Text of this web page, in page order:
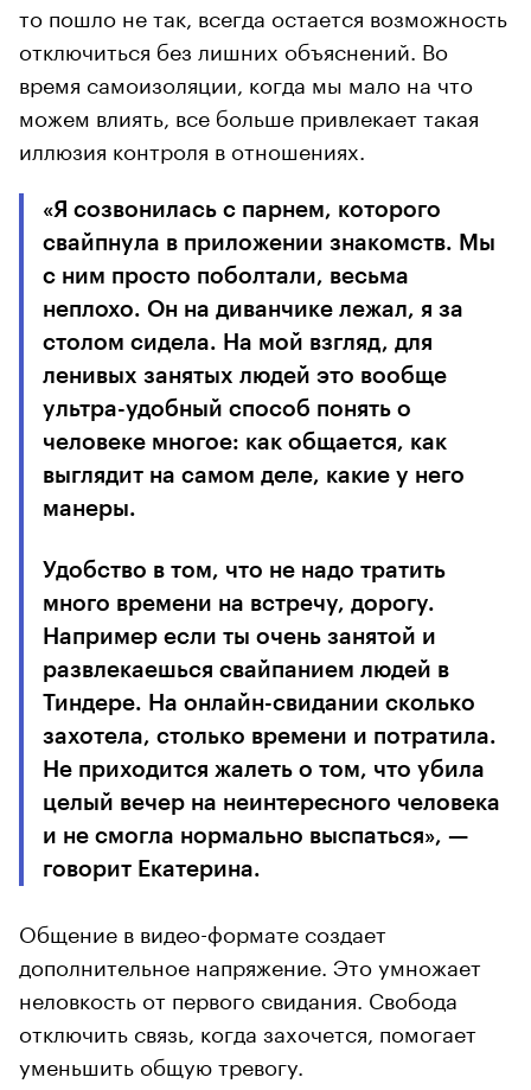
то пошло не так, всегда остается возможность
отключиться без лишних объяснений. Во
время самоизоляции, когда мы мало на что
можем влиять, все больше привлекает такая
иллюзия контроля в отношениях.
«Я созвонилась с парнем, которого
свайпнула в приложении знакомств. Мы
с ним просто поболтали, весьма
неплохо. Он на диванчике лежал, я за
столом сидела. На мой взгляд, для
ленивых занятых людей это вообще
ультра-удобный способ понять о
человеке многое: как общается, как
выглядит на самом деле, какие у него
манеры.
Удобство в том, что не надо тратить
много времени на встречу, дорогу.
Например если ты очень занятой и
развлекаешься свайпанием людей в
Тиндере. На онлайн-свидании сколько
захотела, столько времени и потратила.
Не приходится жалеть о том, что убила
целый вечер на неинтересного человека
и не смогла нормально выспаться», —
говорит Екатерина.
Общение в видео-формате создает
дополнительное напряжение. Это умножает
неловкость от первого свидания. Свобода
отключить связь, когда захочется, помогает
уменьшить общую тревогу.